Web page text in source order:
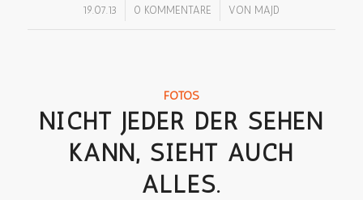
19.07.13 0 KOMMENTARE
/ VON MAJD
FOTOS
NICHT JEDER DER SEHEN
KANN, SIEHT AUCH
ALLES.